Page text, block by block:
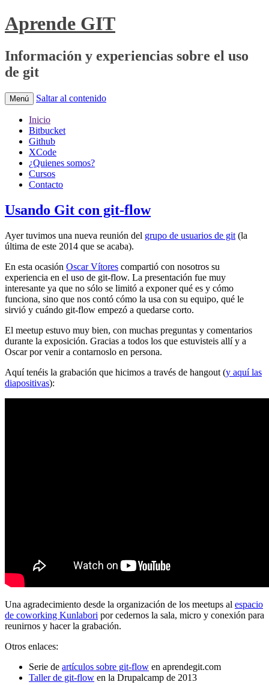
Aprende GIT
Información y experiencias sobre el uso
de git
Menú Saltar al contenido
Inicio
Bitbucket
Github
XCode
¿Quienes somos?
Cursos
Contacto
Usando Git con git-flow
Ayer tuvimos una nueva reunión del grupo de usuarios de git (la
última de este 2014 que se acaba).
En esta ocasión Oscar Vítores compartió con nosotros su
experiencia en el uso de git-flow. La presentación fue muy
interesante ya que no sólo se limitó a exponer qué es y cómo
funciona, sino que nos contó cómo la usa con su equipo, qué le
sirvió y cuándo git-flow empezó a quedarse corto.
El meetup estuvo muy bien, con muchas preguntas y comentarios
durante la exposición. Gracias a todos los que estuvisteis allí y a
Oscar por venir a contarnoslo en persona.
Aquí tenéis la grabación que hicimos a través de hangout (y aquí las
diapositivas):
Una agradecimiento desde la organización de los meetups al espacio
de coworking Kunlabori por cedernos la sala, micro y conexión para
reunirnos y hacer la grabación.
Otros enlaces:
Serie de artículos sobre git-flow en aprendegit.com
Taller de git-flow en la Drupalcamp de 2013